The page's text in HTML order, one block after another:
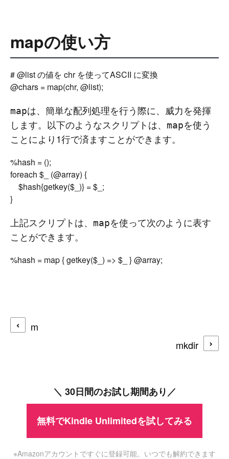
mapの使い方
# @list の値を chr を使ってASCII に変換
mapは、簡単な配列処理を行う際に、威力を発揮
します。以下のようなスクリプトは、
mapを使う
ことにより1行で済ますことができます。
%hash = ();
foreach $_ (@array) {
上記スクリプトは、 mapを使って次のように表す
ことができます。
m
mkdir
＼ 30日間のお試し期間あり／
無料でKindle Unlimitedを試してみる
※Amazonアカウントですぐに登録可能。いつでも解約できます